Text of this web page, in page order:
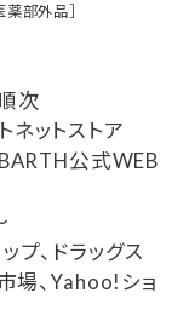
薬部外品］
次
ネットストア
公式WEB
プ、ドラッグス
場、Yahoo!ショ